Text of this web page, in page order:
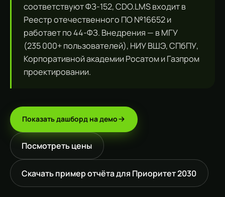
соответствуют ФЗ-152, CDO.LMS входит в
Реестр отечественного ПО №16652 и
работает по 44-ФЗ. Внедрения — в МГУ
(235 000+ пользователей), НИУ ВШЭ, СПбПУ,
Корпоративной академии Росатом и Газпром
проектировании.
Показать дашборд на демо
Посмотреть цены
Скачать пример отчёта для Приоритет 2030